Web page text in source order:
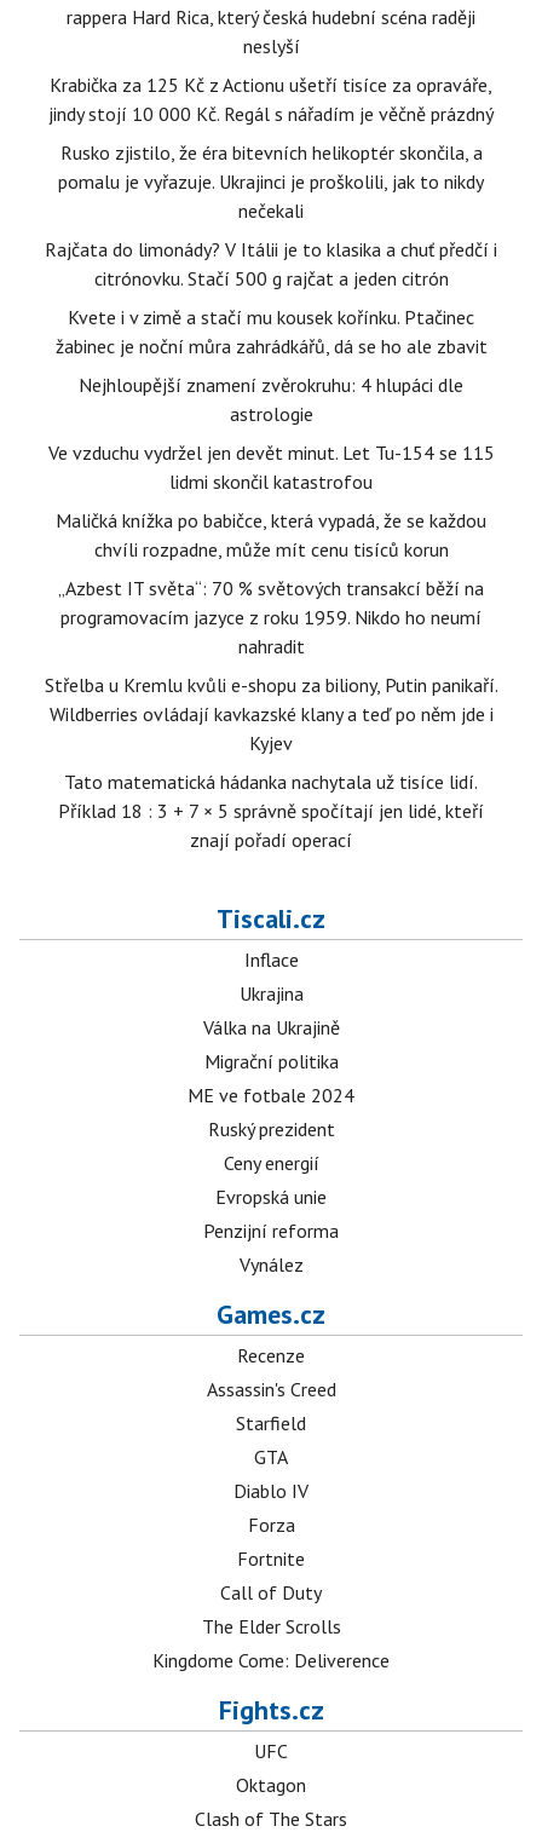
rappera Hard Rica, který česká hudební scéna raději
neslyší
Krabička za 125 Kč z Actionu ušetří tisíce za opraváře,
jindy stojí 10 000 Kč. Regál s nářadím je věčně prázdný
Rusko zjistilo, že éra bitevních helikoptér skončila, a
pomalu je vyřazuje. Ukrajinci je proškolili, jak to nikdy
nečekali
Rajčata do limonády? V Itálii je to klasika a chuť předčí i
citrónovku. Stačí 500 g rajčat a jeden citrón
Kvete i v zimě a stačí mu kousek kořínku. Ptačinec
žabinec je noční můra zahrádkářů, dá se ho ale zbavit
Nejhloupější znamení zvěrokruhu: 4 hlupáci dle
astrologie
Ve vzduchu vydržel jen devět minut. Let Tu-154 se 115
lidmi skončil katastrofou
Maličká knížka po babičce, která vypadá, že se každou
chvíli rozpadne, může mít cenu tisíců korun
„Azbest IT světa“: 70 % světových transakcí běží na
programovacím jazyce z roku 1959. Nikdo ho neumí
nahradit
Střelba u Kremlu kvůli e-shopu za biliony, Putin panikaří.
Wildberries ovládají kavkazské klany a teď po něm jde i
Kyjev
Tato matematická hádanka nachytala už tisíce lidí.
Příklad 18 : 3 + 7 × 5 správně spočítají jen lidé, kteří
znají pořadí operací
Tiscali.cz
Inflace
Ukrajina
Válka na Ukrajině
Migrační politika
ME ve fotbale 2024
Ruský prezident
Ceny energií
Evropská unie
Penzijní reforma
Vynález
Games.cz
Recenze
Assassin's Creed
Starfield
GTA
Diablo IV
Forza
Fortnite
Call of Duty
The Elder Scrolls
Kingdome Come: Deliverence
Fights.cz
UFC
Oktagon
Clash of The Stars